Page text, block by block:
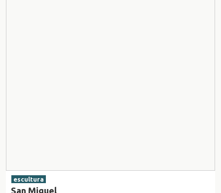
escultura
San Miguel